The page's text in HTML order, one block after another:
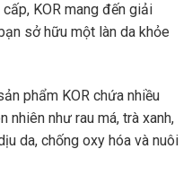
KOR mang đến giải
sở hữu một làn da khỏe
phẩm KOR chứa nhiều
nhiên như rau má, trà xanh,
da, chống oxy hóa và nuôi